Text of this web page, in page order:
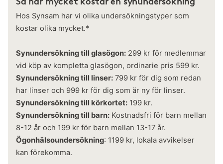
Hos Synsam har vi olika undersökningstyper som
kostar olika mycket.*
Synundersökning till glasögon: 299 kr för medlemmar
vid köp av kompletta glasögon, ordinarie pris 599 kr.
Synundersökning till linser: 799 kr för dig som redan
har linser och 999 kr för dig som är ny för linser.
Synundersökning till körkortet: 199 kr.
Synundersökning till barn: Kostnadsfri för barn mellan
8-12 år och 199 kr för barn mellan 13-17 år.
Ögonhälsoundersökning: 1199 kr, lokala avvikelser
kan förekomma.